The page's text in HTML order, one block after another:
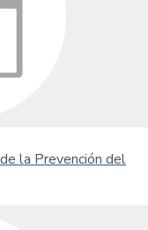
la Prevención del